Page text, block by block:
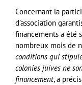
Concernant la
d’association
financements a été
nombreux mois de
conditions qui
colonies juives ne
financement, a